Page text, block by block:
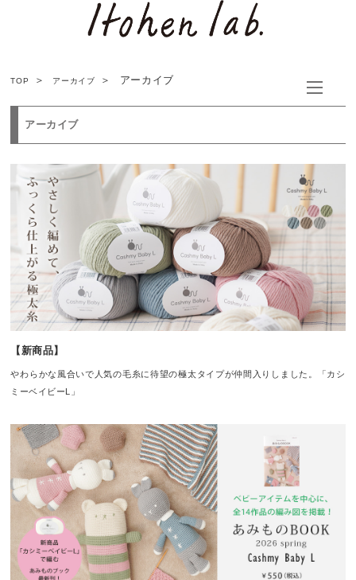
TOP アーカイブ アーカイブ
アーカイブ
【新商品】
やわらかな風合いで人気の毛糸に待望の極太タイプが仲間入りしました。「カシ
ミーベイビーL」